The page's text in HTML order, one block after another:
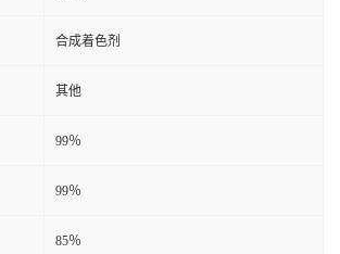
合成着色剂
其他
99％
99％
85％